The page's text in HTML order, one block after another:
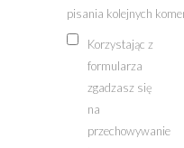
pisania kolejnych
Korzystając z
formularza
zgadzasz się
na
przechowywanie